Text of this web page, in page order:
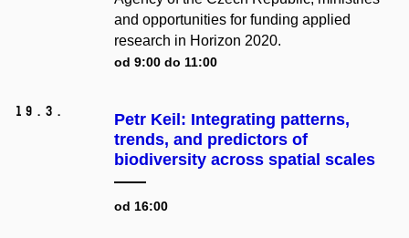
and opportunities for funding applied
research in Horizon 2020.
od 9:00 do 11:00
19. 3.
Petr Keil: Integrating patterns,
trends, and predictors of
biodiversity across spatial scales
od 16:00